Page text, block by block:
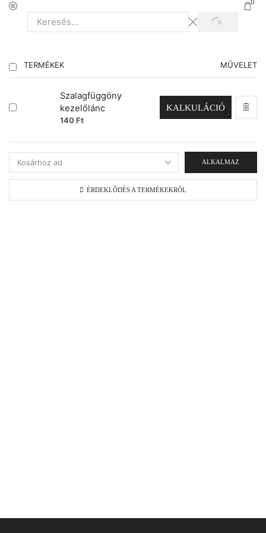
0
TERMÉKEK MŰVELET
Szalagfüggöny
kezelőlánc
140Ft
KALKULÁCIÓ
ALKALMAZ
ÉRDEKLŐDÉS A TERMÉKEKRŐL